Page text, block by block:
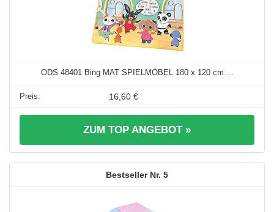
ODS 48401 Bing MAT SPIELMÖBEL 180 x 120 cm ...
16,60 €
ZUM TOP ANGEBOT »
5